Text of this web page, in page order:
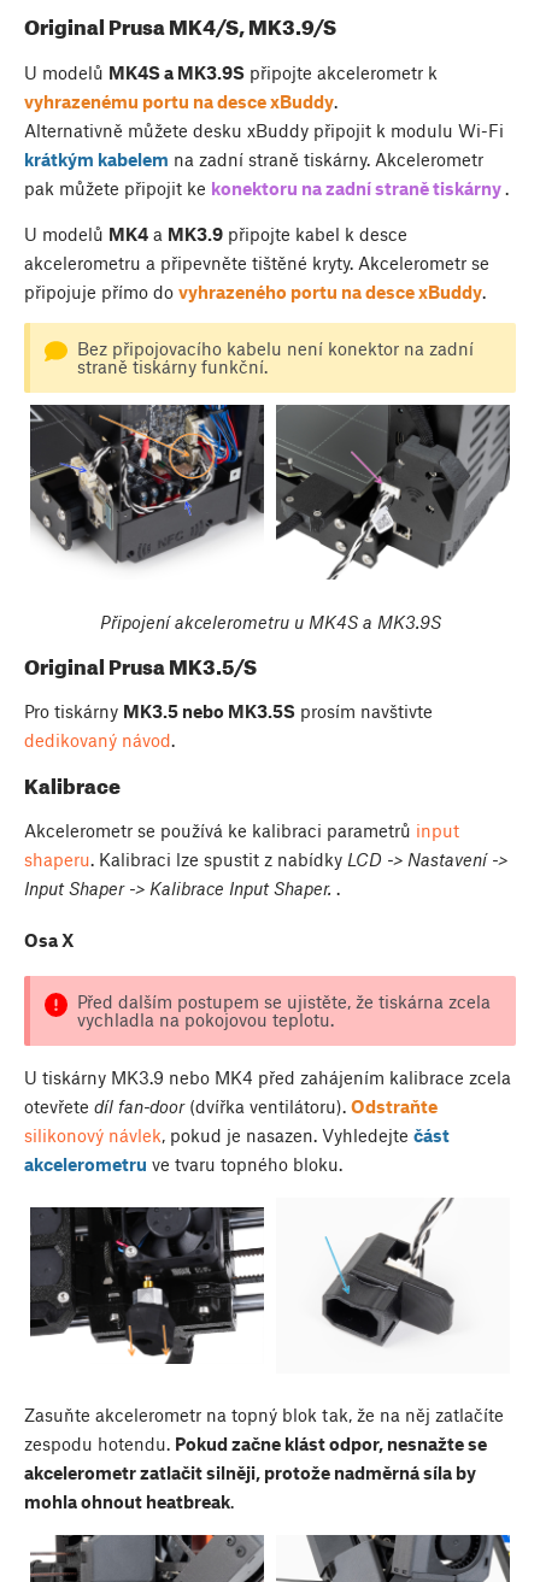
Original Prusa MK4/S, MK3.9/S
U modelů MK4S a MK3.9S připojte akcelerometr k
vyhrazenému portu na desce xBuddy.
Alternativně můžete desku xBuddy připojit k modulu Wi-Fi
krátkým kabelem na zadní straně tiskárny. Akcelerometr
pak můžete připojit ke konektoru na zadní straně tiskárny.
U modelů MK4 a MK3.9 připojte kabel k desce
akcelerometru a připevněte tištěné kryty. Akcelerometr se
připojuje přímo do vyhrazeného portu na desce xBuddy.
Bez připojovacího kabelu není konektor na zadní
straně tiskárny funkční.
Připojení akcelerometru u MK4S a MK3.9S
Original Prusa MK3.5/S
Pro tiskárny MK3.5 nebo MK3.5S prosím navštivte
dedikovaný návod.
Kalibrace
Akcelerometr se používá ke kalibraci parametrů input
shaperu. Kalibraci lze spustit z nabídky LCD -> Nastavení ->
Input Shaper -> Kalibrace Input Shaper. .
Osa X
Před dalším postupem se ujistěte, že tiskárna zcela
vychladla na pokojovou teplotu.
U tiskárny MK3.9 nebo MK4 před zahájením kalibrace zcela
otevřete díl fan-door(dvířka ventilátoru). Odstraňte
silikonový návlek, pokud je nasazen. Vyhledejte část
akcelerometru ve tvaru topného bloku.
Zasuňte akcelerometr na topný blok tak, že na něj zatlačíte
zespodu hotendu. Pokud začne klást odpor, nesnažte se
akcelerometr zatlačit silněji, protože nadměrná síla by
mohla ohnout heatbreak.